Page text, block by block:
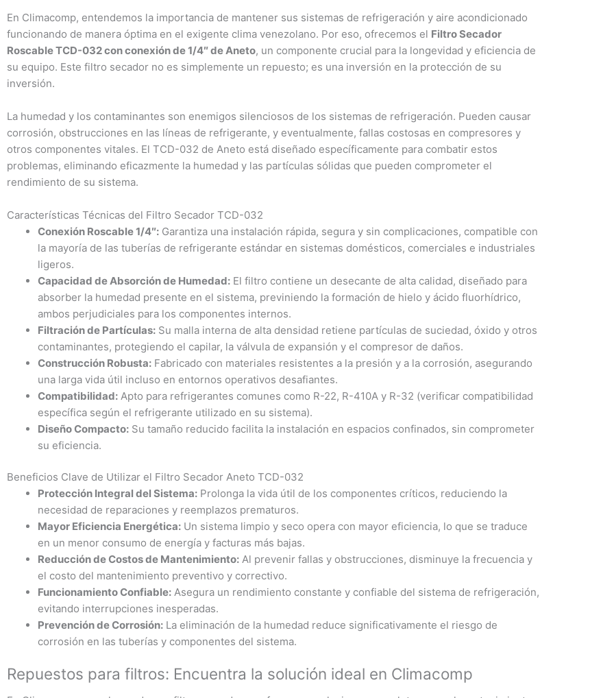
En Climacomp, entendemos la importancia de mantener sus sistemas de refrigeración y aire acondicionado
funcionando de manera óptima en el exigente clima venezolano. Por eso, ofrecemos el Filtro Secador
Roscable TCD-032 con conexión de 1/4″ de Aneto, un componente crucial para la longevidad y eficiencia de
su equipo. Este filtro secador no es simplemente un repuesto; es una inversión en la protección de su
inversión.
La humedad y los contaminantes son enemigos silenciosos de los sistemas de refrigeración. Pueden causar
corrosión, obstrucciones en las líneas de refrigerante, y eventualmente, fallas costosas en compresores y
otros componentes vitales. El TCD-032 de Aneto está diseñado específicamente para combatir estos
problemas, eliminando eficazmente la humedad y las partículas sólidas que pueden comprometer el
rendimiento de su sistema.
Características Técnicas del Filtro Secador TCD-032
Conexión Roscable 1/4″: Garantiza una instalación rápida, segura y sin complicaciones, compatible con
la mayoría de las tuberías de refrigerante estándar en sistemas domésticos, comerciales e industriales
ligeros.
Capacidad de Absorción de Humedad: El filtro contiene un desecante de alta calidad, diseñado para
absorber la humedad presente en el sistema, previniendo la formación de hielo y ácido fluorhídrico,
ambos perjudiciales para los componentes internos.
Filtración de Partículas: Su malla interna de alta densidad retiene partículas de suciedad, óxido y otros
contaminantes, protegiendo el capilar, la válvula de expansión y el compresor de daños.
Construcción Robusta: Fabricado con materiales resistentes a la presión y a la corrosión, asegurando
una larga vida útil incluso en entornos operativos desafiantes.
Compatibilidad: Apto para refrigerantes comunes como R-22, R-410A y R-32 (verificar compatibilidad
específica según el refrigerante utilizado en su sistema).
Diseño Compacto: Su tamaño reducido facilita la instalación en espacios confinados, sin comprometer
su eficiencia.
Beneficios Clave de Utilizar el Filtro Secador Aneto TCD-032
Protección Integral del Sistema: Prolonga la vida útil de los componentes críticos, reduciendo la
necesidad de reparaciones y reemplazos prematuros.
Mayor Eficiencia Energética: Un sistema limpio y seco opera con mayor eficiencia, lo que se traduce
en un menor consumo de energía y facturas más bajas.
Reducción de Costos de Mantenimiento: Al prevenir fallas y obstrucciones, disminuye la frecuencia y
el costo del mantenimiento preventivo y correctivo.
Funcionamiento Confiable: Asegura un rendimiento constante y confiable del sistema de refrigeración,
evitando interrupciones inesperadas.
Prevención de Corrosión: La eliminación de la humedad reduce significativamente el riesgo de
corrosión en las tuberías y componentes del sistema.
Repuestos para filtros: Encuentra la solución ideal en Climacomp